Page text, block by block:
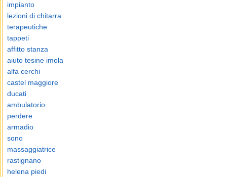
impianto
lezioni di chitarra
terapeutiche
tappeti
affitto stanza
aiuto tesine imola
alfa cerchi
castel maggiore
ducati
ambulatorio
perdere
armadio
sono
massaggiatrice
rastignano
helena piedi